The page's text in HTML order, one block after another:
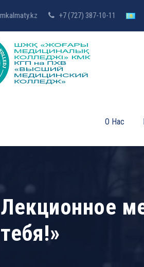
+7 (727) 387-10-11
О Нас
Лекционное
тебя!»